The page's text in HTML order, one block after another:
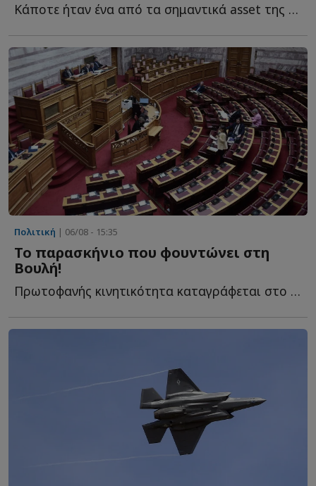
Κάποτε ήταν ένα από τα σημαντικά asset της Αριστεράς. Τ...
Πολιτική | 06/08 - 15:35
Το παρασκήνιο που φουντώνει στη
Βουλή!
Πρωτοφανής κινητικότητα καταγράφεται στο πολιτικό σ...